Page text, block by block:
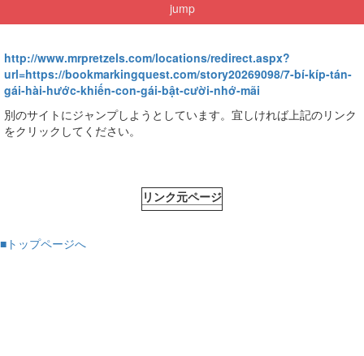
jump
http://www.mrpretzels.com/locations/redirect.aspx?
url=https://bookmarkingquest.com/story20269098/7-bí-kíp-tán-
gái-hài-hước-khiến-con-gái-bật-cười-nhớ-mãi
別のサイトにジャンプしようとしています。宜しければ上記のリンク
をクリックしてください。
リンク元ページ
■トップページへ